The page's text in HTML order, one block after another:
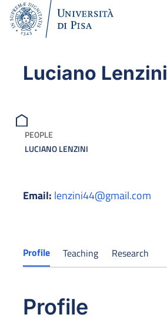
Luciano Lenzini
PEOPLE
LUCIANO LENZINI
Email: lenzini44@gmail.com
Profile Teaching Research
Profile